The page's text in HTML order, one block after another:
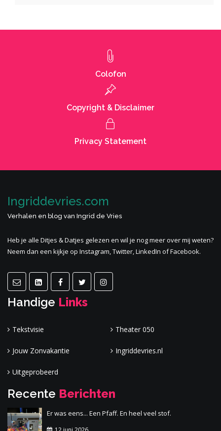
Colofon
Copyright & Disclaimer
Privacy Statement
Ingriddevries.com
Verhalen en blog van Ingrid de Vries
Heb je alle Ditjes & Datjes gelezen en wil je nog meerover mij weten?
Neem dan een kijkje op Instagram, Twitter, LinkedIn of Facebook.
Handige Links
Tekstvisie Theater 050
Jouw Zonvakantie Ingriddevries.nl
Uitgeprobeerd
Recente Berichten
Er was eens... Een Pfaff. En heel veel stof.